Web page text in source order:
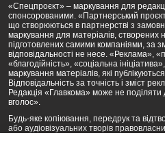
«Спецпроєкт» – маркування для
спонсорованими. «Партнерський
що створюються в партнерстві з
маркування для матеріалів, створених
підготовлених самими компаніями, за
відповідальності не несе. «Реклама»,
«благодійність», «соціальна
маркування матеріалів, які
Відповідальність за точність і зміст
Редакція «Главкома» може не поділяти
вголос».
Будь-яке копіювання, передрук та
або аудіовізуальних творів